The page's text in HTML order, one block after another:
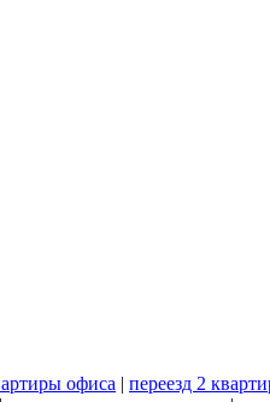
офиса | переезд 2